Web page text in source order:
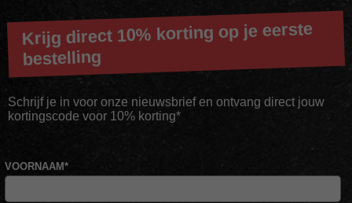
Krijg direct 10% korting op je eerste
bestelling
Schrijf je in voor onze nieuwsbrief en ontvang direct jouw
kortingscode voor 10% korting*
VOORNAAM*